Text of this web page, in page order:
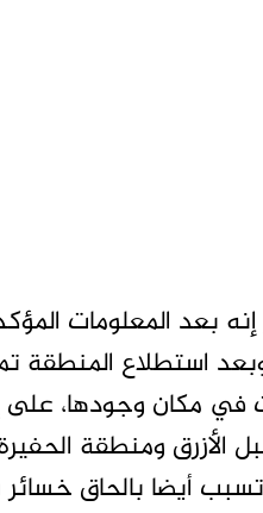
بعد المعلومات
استطلاع المنطقة
في مكان وجودها،
الأزرق ومنطقة
أيضا بالحاق خسائر